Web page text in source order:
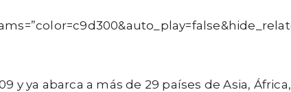
ya abarca a más de 29 países de Asia,